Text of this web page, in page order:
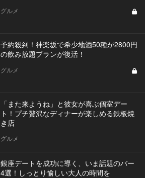
グルメ
予約殺到！神楽坂で希少地酒50種が2800円
の飲み放題プランが復活！
グルメ
「また来ようね」と彼女が喜ぶ個室デー
ト！プチ贅沢なディナーが楽しめる鉄板焼
き店
グルメ
銀座デートを成功に導く、いま話題のバー
4選！しっとり愉しい大人の時間を